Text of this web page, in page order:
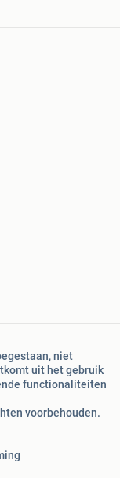
niet
uit het gebruik
functionaliteiten
voorbehouden.